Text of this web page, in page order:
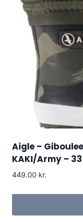
Aigle –
KAKI/Army – 33
449.00 kr.